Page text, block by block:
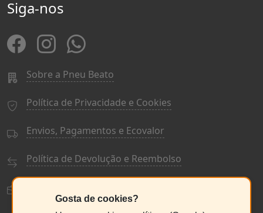
Siga-nos
Sobre a Pneu Beato
Política de Privacidade e Cookies
Envios, Pagamentos e Ecovalor
Política de Devolução e Reembolso
Gosta de cookies?